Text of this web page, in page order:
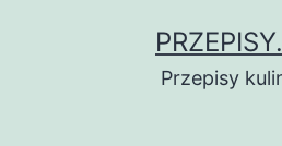
Przepisy